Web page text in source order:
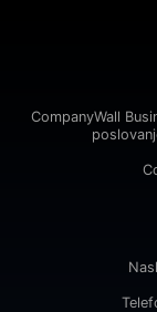
CompanyWall